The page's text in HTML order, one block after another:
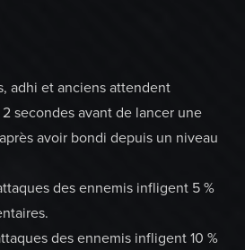
adhi et anciens attendent
secondes avant de lancer une
avoir bondi depuis un niveau
des ennemis infligent 5 %
des ennemis infligent 10 %